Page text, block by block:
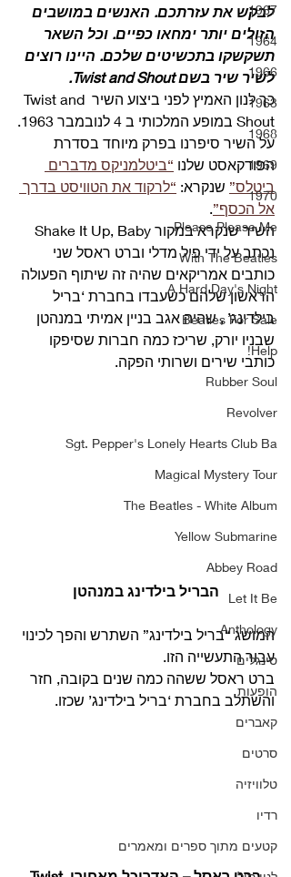
1967
1964
1966
1963
1968
1969
1970
Please Please Me
With The Beatles
A Hard Day's Night
Beatles For Sale
Help!
Rubber Soul
Revolver
Sgt. Pepper's Lonely Hearts Club Ba
Magical Mystery Tour
The Beatles - White Album
Yellow Submarine
Abbey Road
Let It Be
Anthology
סינגלים
הופעות
קאברים
סרטים
טלוויזיה
רדיו
קטעים מתוך ספרים ומאמרים
לבקש את עזרתכם. האנשים במושבים
הזולים יותר ימחאו כפיים. וכל השאר
תשקשקו בתכשיטים שלכם. היינו רוצים
לשיר שיר בשם Twist and Shout.
כך לנון האמיץ לפני ביצוע השיר Twist and
Shout במופע המלכותי ב 4 לנובמבר 1963.
על השיר סיפרנו בפרק מיוחד בסדרת
הפודקאסט שלנו “ביטלמניקס מדברים
ביטלס” שנקרא: “לרקוד את הטוויסט בדרך
אל הכסף”.
נכתב על ידי פיל מדלי וברט ראסל שני
כותבים אמריקאים שהיה זה שיתוף הפעולה
הראשון שלהם כשעבדו בחברת ‘בריל
בילדינג’ , שהיה אגב בניין אמיתי במנהטן
שבניו יורק, שריכז כמה חברות שסיפקו
כותבי שירים ושרותי הפקה.
הבריל בילדינג במנהטן
המושג “בריל בילדינג” השתרש והפך לכינוי
עבור התעשייה הזו.
ברט ראסל ששהה כמה שנים בקובה, חזר
והשתלב בחברת ‘בריל בילדינג’ שכזו.